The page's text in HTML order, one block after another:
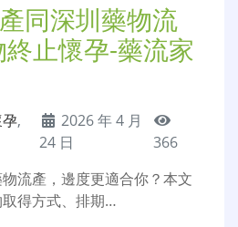
同深圳藥物流
止懷孕-藥流家
,
2026 年 4 月
24 日
366
流產，邊度更適合你？本文
得方式、排期…